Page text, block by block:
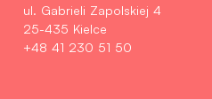
ul. Gabrieli Zapolskiej 4
25-435 Kielce
+48 41 230 51 50